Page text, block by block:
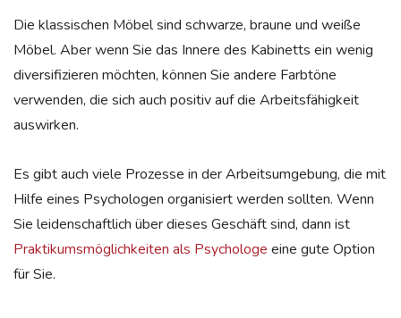
Die klassischen Möbel sind schwarze, braune und weiße
Möbel. Aber wenn Sie das Innere des Kabinetts ein wenig
diversifizieren möchten, können Sie andere Farbtöne
verwenden, die sich auch positiv auf die Arbeitsfähigkeit
auswirken.
Es gibt auch viele Prozesse in der Arbeitsumgebung, die mit
Hilfe eines Psychologen organisiert werden sollten. Wenn
Sie leidenschaftlich über dieses Geschäft sind, dann ist
Praktikumsmöglichkeiten als Psychologe eine gute Option
für Sie.